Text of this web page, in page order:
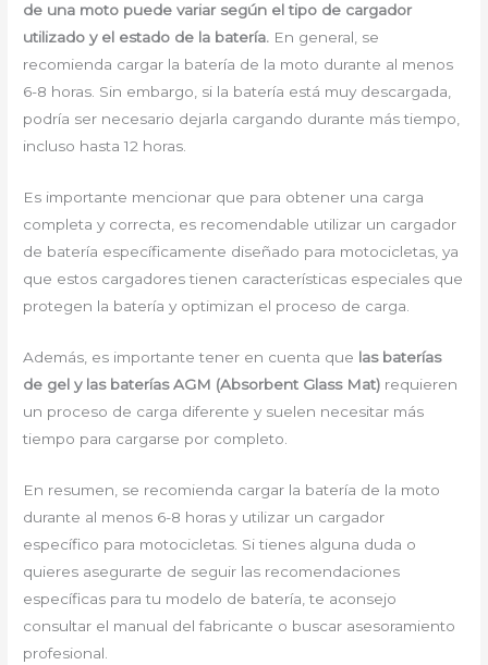
de una moto puede variar según el tipo de cargador
utilizado y el estado de la batería. En general, se
recomienda cargar la batería de la moto durante al menos
6-8 horas. Sin embargo, si la batería está muy descargada,
podría ser necesario dejarla cargando durante más tiempo,
incluso hasta 12 horas.
Es importante mencionar que para obtener una carga
completa y correcta, es recomendable utilizar un cargador
de batería específicamente diseñado para motocicletas, ya
que estos cargadores tienen características especiales que
protegen la batería y optimizan el proceso de carga.
Además, es importante tener en cuenta que las baterías
de gel y las baterías AGM (Absorbent Glass Mat) requieren
un proceso de carga diferente y suelen necesitar más
tiempo para cargarse por completo.
En resumen, se recomienda cargar la batería de la moto
durante al menos 6-8 horas y utilizar un cargador
específico para motocicletas. Si tienes alguna duda o
quieres asegurarte de seguir las recomendaciones
específicas para tu modelo de batería, te aconsejo
consultar el manual del fabricante o buscar asesoramiento
profesional.